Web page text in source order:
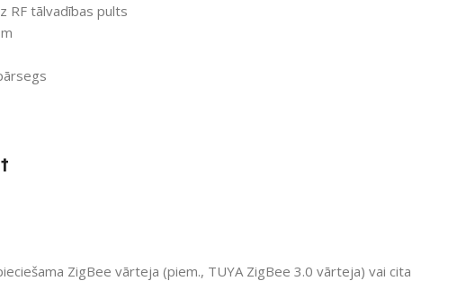
RF tālvadības pults
ZigBee vārteja (piem., TUYA ZigBee 3.0 vārteja) vai cita